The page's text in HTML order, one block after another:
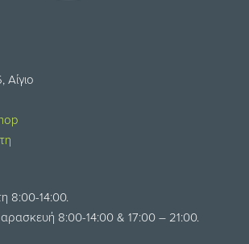
8:00-14:00.
8:00-14:00 & 17:00 – 21:00.